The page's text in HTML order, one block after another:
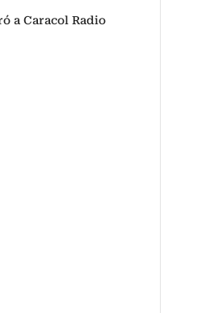
a Caracol Radio